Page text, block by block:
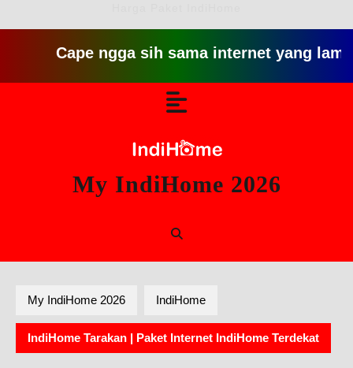
Cape ngga sih sama internet yang lambat
My IndiHome 2026
My IndiHome 2026 IndiHome
IndiHome Tarakan | Paket Internet IndiHome Terdekat